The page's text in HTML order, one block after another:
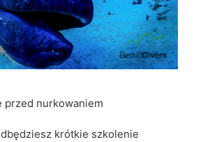
przed nurkowaniem
krótkie szkolenie